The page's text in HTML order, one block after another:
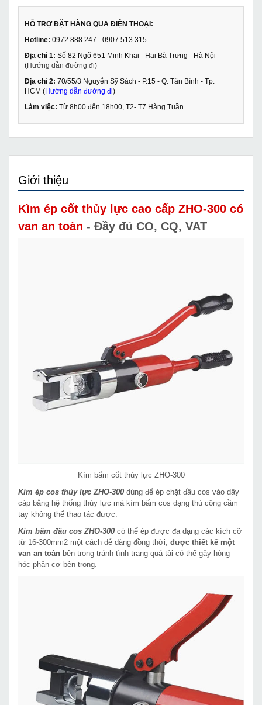
HỖ TRỢ ĐẶT HÀNG QUA ĐIỆN THOẠI:
Hotline: 0972.888.247 - 0907.513.315
Địa chỉ 1: Số 82 Ngõ 651 Minh Khai - Hai Bà Trưng - Hà Nội
(Hướng dẫn đường đi)
Địa chỉ 2: 70/55/3 Nguyễn Sỹ Sách - P.15 - Q. Tân Bình - Tp.
HCM (Hướng dẫn đường đi)
Làm việc: Từ 8h00 đến 18h00, T2- T7 Hàng Tuần
Giới thiệu
Kìm ép cốt thủy lực cao cấp ZHO-300 có
van an toàn - Đầy đủ CO, CQ, VAT
Kìm bấm cốt thủy lực ZHO-300
Kìm ép cos thủy lực ZHO-300 dùng để ép chặt đầu cos vào dây
cáp bằng hệ thống thủy lực mà kìm bấm cos dạng thủ công cầm
tay không thể thao tác được.
Kìm bấm đầu cos ZHO-300 có thể ép được đa dạng các kích cỡ
từ 16-300mm2 một cách dễ dàng đồng thời, được thiết kế một
van an toàn bên trong tránh tình trạng quá tải có thể gây hỏng
hóc phần cơ bên trong.